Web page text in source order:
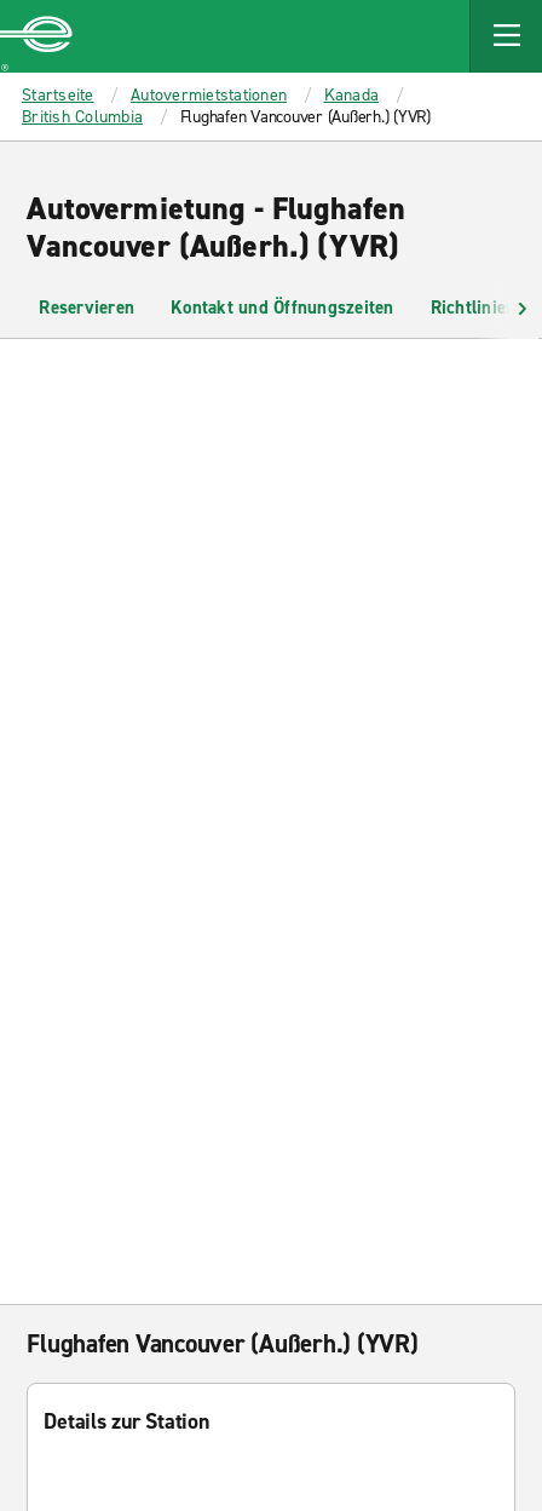
MAIN
CONTENT
Enterprise
Startseite Autovermietstationen
Kanada
British Columbia
Flughafen Vancouver (Außerh.) (YVR)
Autovermietung - Flughafen
Vancouver (Außerh.) (YVR)
Reservieren Kontakt und Öffnungszeiten Richtlinien
Flughafen Vancouver (Außerh.) (YVR)
Details zur Station